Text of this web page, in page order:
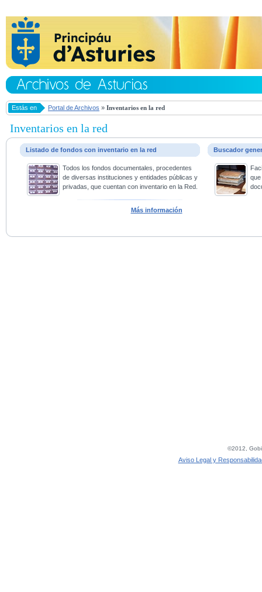
Estás en Portal de Archivos » Inventarios en la red
Inventarios en la red
Listado de fondos con inventario en la red
Todos los fondos documentales, procedentes
de diversas instituciones y entidades públicas y
privadas, que cuentan con inventario en la Red.
Más información
Buscador
©2012,
Aviso Legal y